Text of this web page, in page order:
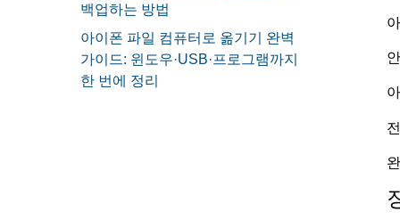
백업하는 방법
아이폰 파일 컴퓨터로 옮기기 완벽
가이드: 윈도우·USB·프로그램까지
한 번에 정리